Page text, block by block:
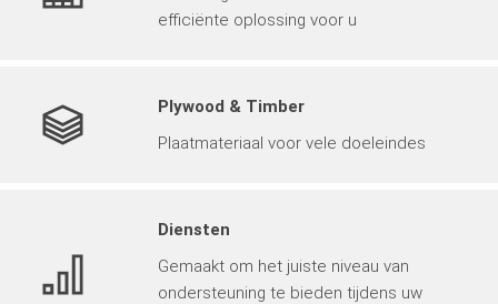
efficiënte oplossing voor u
Plywood & Timber
Plaatmateriaal voor vele doeleindes
Diensten
Gemaakt om het juiste niveau van
ondersteuning te bieden tijdens uw